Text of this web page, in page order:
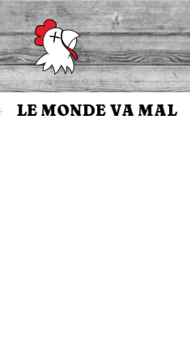
Accueil
MONDE VA MAL ✳